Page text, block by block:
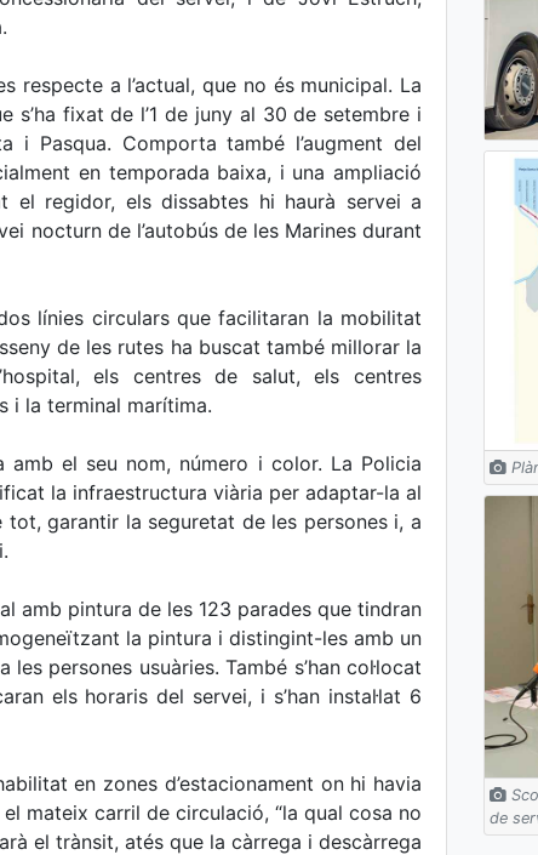
respecte a l’actual, que no és municipal. La
s’ha fixat de l’1 de juny al 30 de setembre i
i Pasqua. Comporta també l’augment del
en temporada baixa, i una ampliació
el regidor, els dissabtes hi haurà servei a
nocturn de l’autobús de les Marines durant
línies circulars que facilitaran la mobilitat
de les rutes ha buscat també millorar la
els centres de salut, els centres
i la terminal marítima.
amb el seu nom, número i color. La Policia
la infraestructura viària per adaptar-la al
garantir la seguretat de les persones i, a
amb pintura de les 123 parades que tindran
la pintura i distingint-les amb un
persones usuàries. També s’han col·locat
els horaris del servei, i s’han instal·lat 6
en zones d’estacionament on hi havia
mateix carril de circulació, “la qual cosa no
el trànsit, atés que la càrrega i descàrrega
de